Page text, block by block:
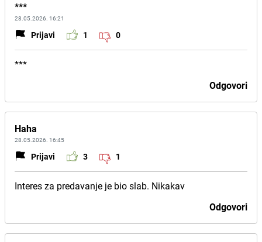
***
28.05.2026. 16:21
Prijavi 1 0
***
Odgovori
Haha
28.05.2026. 16:45
Prijavi 3 1
Interes za predavanje je bio slab. Nikakav
Odgovori